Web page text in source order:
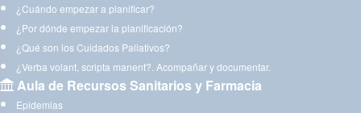
¿Cuándo empezar a planificar?
¿Por dónde empezar la planificación?
¿Qué son los Cuidados Paliativos?
¿Verba volant, scripta manent?. Acompañar y documentar.
Aula de Recursos Sanitarios y Farmacia
Epidemias